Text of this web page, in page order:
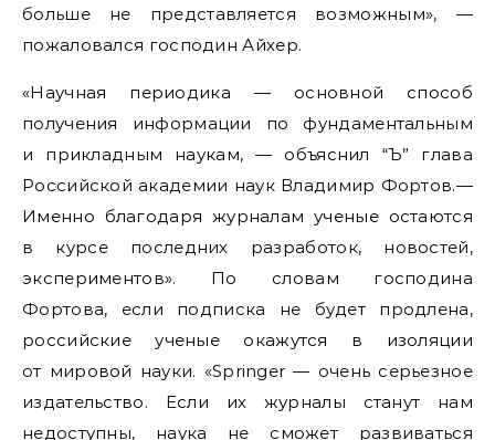
больше не представляется возможным», —
пожаловался господин Айхер.
«Научная периодика — основной способ
получения информации по фундаментальным
и прикладным наукам, — объяснил “Ъ” глава
Российской академии наук Владимир Фортов.—
Именно благодаря журналам ученые остаются
в курсе последних разработок, новостей,
экспериментов». По словам господина
Фортова, если подписка не будет продлена,
российские ученые окажутся в изоляции
от мировой науки. «Springer — очень серьезное
издательство. Если их журналы станут нам
недоступны, наука не сможет развиваться